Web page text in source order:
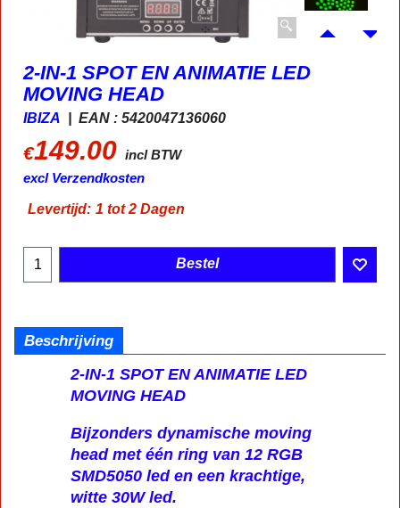
2-IN-1 SPOT EN ANIMATIE LED
MOVING HEAD
IBIZA EAN : 5420047136060
€149.00 incl BTW
excl Verzendkosten
Levertijd: 1 tot 2 Dagen
Bestel
Beschrijving
2-IN-1 SPOT EN ANIMATIE LED
MOVING HEAD
Bijzonders dynamische moving
head met één ring van 12 RGB
SMD5050 led en een krachtige,
witte 30W led.